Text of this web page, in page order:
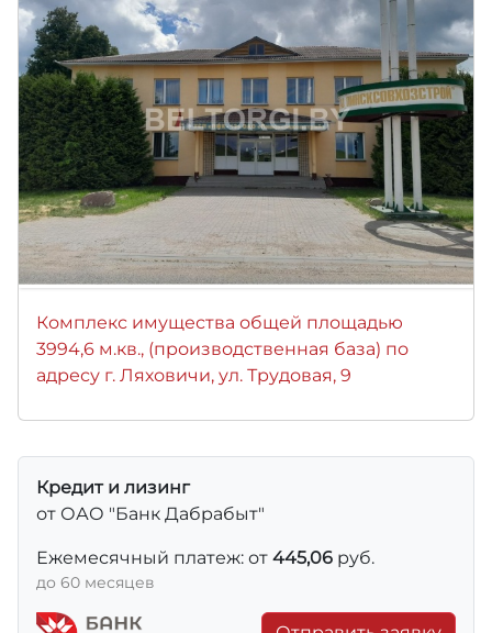
Комплекс имущества общей площадью
3994,6 м.кв., (производственная база) по
адресу г. Ляховичи, ул. Трудовая, 9
Кредит и лизинг
от ОАО "Банк Дабрабыт"
Ежемесячный платеж: от 445,06 руб.
до 60 месяцев